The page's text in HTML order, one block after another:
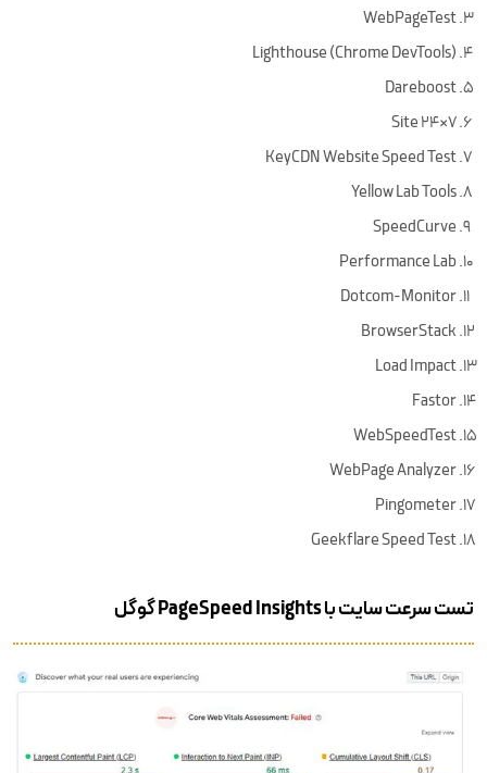
WebPageTest
Lighthouse (Chrome DevTools)
Dareboost
Site 24×7
KeyCDN Website Speed Test
Yellow Lab Tools
SpeedCurve
Performance Lab
Dotcom-Monitor
BrowserStack
Load Impact
Fastor
WebSpeedTest
WebPage Analyzer
Pingometer
Geekflare Speed Test
تست سرعت سایت با PageSpeed Insights گوگل